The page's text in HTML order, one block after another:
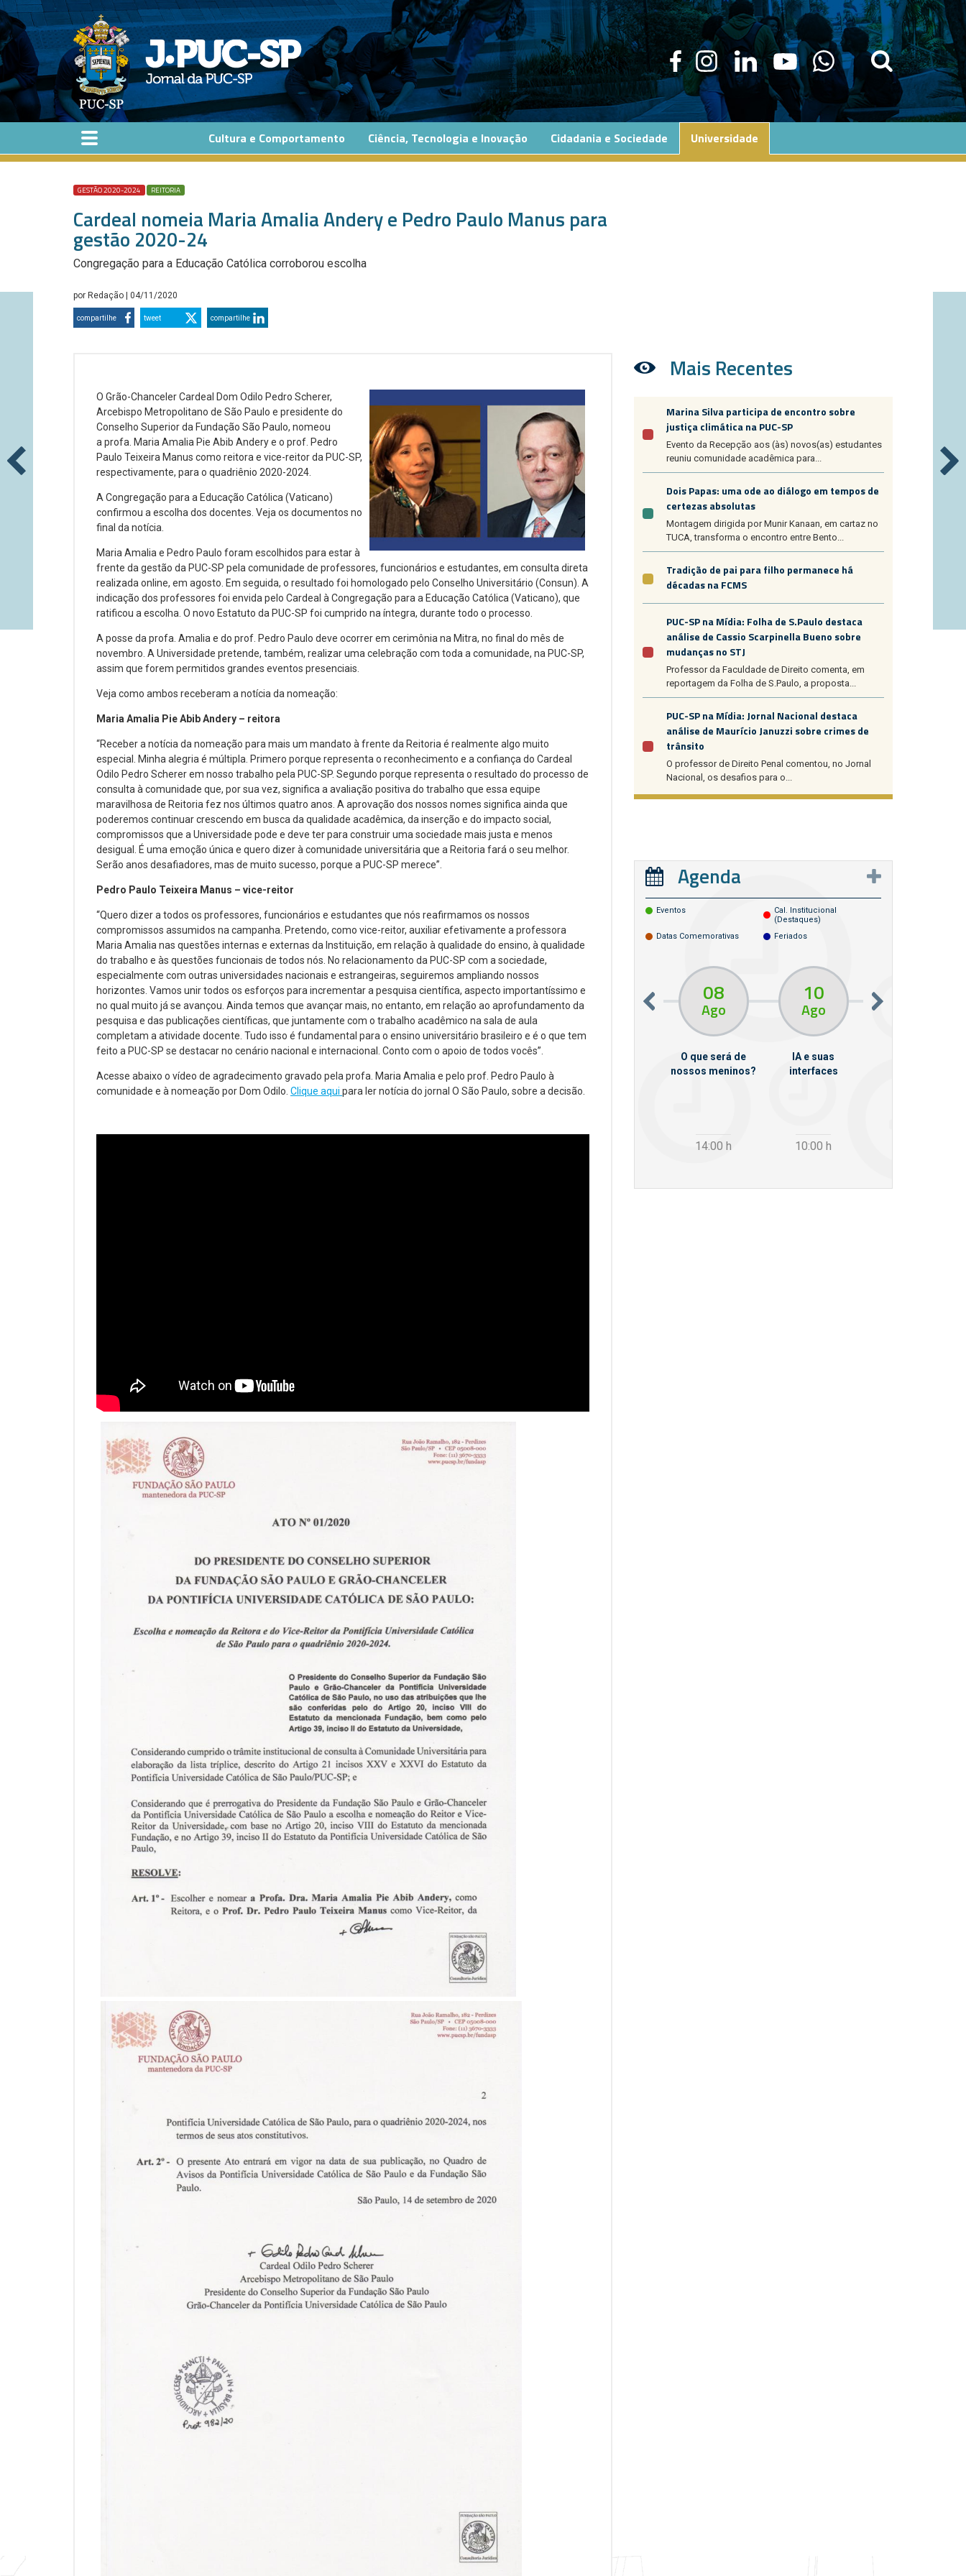
Pular para o conteúdo principal
Cultura e Comportamento Ciência, Tecnologia e Inovação Cidadania e Sociedade Universidade
GESTÃO 2020-2024 REITORIA
Cardeal nomeia Maria Amalia Andery e Pedro Paulo Manus para
gestão 2020-24
Congregação para a Educação Católica corroborou escolha
por Redação | 04/11/2020
compartilhe tweet compartilhe
O Grão-Chanceler Cardeal Dom Odilo Pedro Scherer,
Arcebispo Metropolitano de São Paulo e presidente do
Conselho Superior da Fundação São Paulo, nomeou
a profa. Maria Amalia Pie Abib Andery e o prof. Pedro
Paulo Teixeira Manus como reitora e vice-reitor da PUC-SP,
respectivamente, para o quadriênio 2020-2024.
A Congregação para a Educação Católica (Vaticano)
confirmou a escolha dos docentes. Veja os documentos no
final da notícia.
Maria Amalia e Pedro Paulo foram escolhidos para estar à
frente da gestão da PUC-SP pela comunidade de professores, funcionários e estudantes, em consulta direta
realizada online, em agosto. Em seguida, o resultado foi homologado pelo Conselho Universitário (Consun). A
indicação dos professores foi envida pelo Cardeal à Congregação para a Educação Católica (Vaticano), que
ratificou a escolha. O novo Estatuto da PUC-SP foi cumprido na íntegra, durante todo o processo.
A posse da profa. Amalia e do prof. Pedro Paulo deve ocorrer em cerimônia na Mitra, no final do mês de
novembro. A Universidade pretende, também, realizar uma celebração com toda a comunidade, na PUC-SP,
assim que forem permitidos grandes eventos presenciais.
Veja como ambos receberam a notícia da nomeação:
Maria Amalia Pie Abib Andery – reitora
“Receber a notícia da nomeação para mais um mandato à frente da Reitoria é realmente algo muito
especial. Minha alegria é múltipla. Primero porque representa o reconhecimento e a confiança do Cardeal
Odilo Pedro Scherer em nosso trabalho pela PUC-SP. Segundo porque representa o resultado do processo de
consulta à comunidade que, por sua vez, significa a avaliação positiva do trabalho que essa equipe
maravilhosa de Reitoria fez nos últimos quatro anos. A aprovação dos nossos nomes significa ainda que
poderemos continuar crescendo em busca da qualidade acadêmica, da inserção e do impacto social,
compromissos que a Universidade pode e deve ter para construir uma sociedade mais justa e menos
desigual. É uma emoção única e quero dizer à comunidade universitária que a Reitoria fará o seu melhor.
Serão anos desafiadores, mas de muito sucesso, porque a PUC-SP merece”.
Pedro Paulo Teixeira Manus – vice-reitor
“Quero dizer a todos os professores, funcionários e estudantes que nós reafirmamos os nossos
compromissos assumidos na campanha. Pretendo, como vice-reitor, auxiliar efetivamente a professora
Maria Amalia nas questões internas e externas da Instituição, em relação à qualidade do ensino, à qualidade
do trabalho e às questões funcionais de todos nós. No relacionamento da PUC-SP com a sociedade,
especialmente com outras universidades nacionais e estrangeiras, seguiremos ampliando nossos
horizontes. Vamos unir todos os esforços para incrementar a pesquisa científica, aspecto importantíssimo e
no qual muito já se avançou. Ainda temos que avançar mais, no entanto, em relação ao aprofundamento da
pesquisa e das publicações científicas, que juntamente com o trabalho acadêmico na sala de aula
completam a atividade docente. Tudo isso é fundamental para o ensino universitário brasileiro e é o que tem
feito a PUC-SP se destacar no cenário nacional e internacional. Conto com o apoio de todos vocês”.
Acesse abaixo o vídeo de agradecimento gravado pela profa. Maria Amalia e pelo prof. Pedro Paulo à
comunidade e à nomeação por Dom Odilo. Clique aqui para ler notícia do jornal O São Paulo, sobre a decisão.
Mais Recentes
Marina Silva participa de encontro sobre
justiça climática na PUC-SP
Evento da Recepção aos (às) novos(as) estudantes
reuniu comunidade acadêmica para...
Dois Papas: uma ode ao diálogo em tempos de
certezas absolutas
Montagem dirigida por Munir Kanaan, em cartaz no
TUCA, transforma o encontro entre Bento...
Tradição de pai para filho permanece há
décadas na FCMS
PUC-SP na Mídia: Folha de S.Paulo destaca
análise de Cassio Scarpinella Bueno sobre
mudanças no STJ
Professor da Faculdade de Direito comenta, em
reportagem da Folha de S.Paulo, a proposta...
PUC-SP na Mídia: Jornal Nacional destaca
análise de Maurício Januzzi sobre crimes de
trânsito
O professor de Direito Penal comentou, no Jornal
Nacional, os desafios para o...
Agenda
Eventos
Cal. Institucional
(destaques)
Datas Comemorativas
Feriados
18 20
Ago
V Semana de
Pesquisa e
Inovação da FEA
PUC-SP
08
Ago
O que será de
nossos meninos?
14:00 h
10
Ago
IA e suas
interfaces
10:00 h